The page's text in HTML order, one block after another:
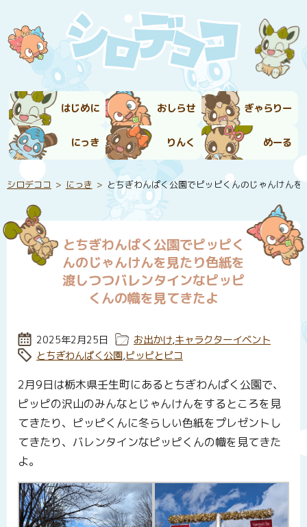
はじめに おしらせ ぎゃらりー
にっき りんく めーる
シロデココ にっき とちぎわんぱく公園でピッピくんのじゃんけん
とちぎわんぱく公園でピッピく
んのじゃんけんを見たり色紙を
渡しつつバレンタインなピッピ
くんの幟を見てきたよ
投稿日:
2025年2月25日 カテゴリー:
お出かけ,キャラクターイベント
タグ:
とちぎわんぱく公園,ピッピとピコ
2月9日は栃木県壬生町にあるとちぎわんぱく公園で、
ピッピの沢山のみんなとじゃんけんをするところを見
てきたり、ピッピくんに冬らしい色紙をプレゼントし
てきたり、バレンタインなピッピくんの幟を見てきた
よ。